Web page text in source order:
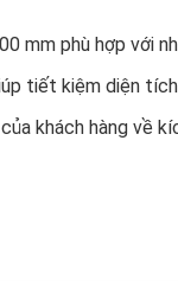
mm phù hợp với
tiết kiệm diện tích
khách hàng về